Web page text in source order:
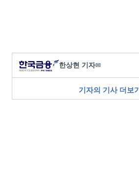
한상현 기자✉
기자의 기사 더보기